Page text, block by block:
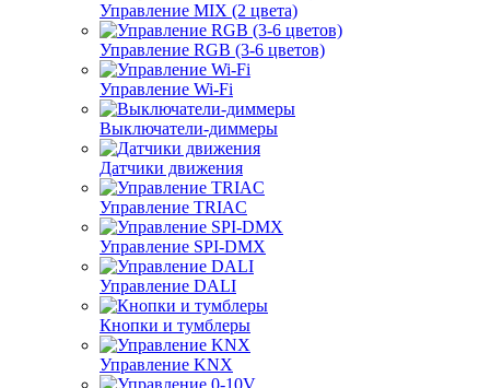
Управление MIX (2 цвета)
Управление RGB (3-6 цветов)
Управление Wi-Fi
Выключатели-диммеры
Датчики движения
Управление TRIAC
Управление SPI-DMX
Управление DALI
Кнопки и тумблеры
Управление KNX